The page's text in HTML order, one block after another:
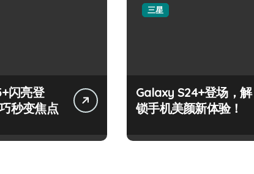
闪亮登
秒变焦点
三星
Galaxy S24+登场，解
锁手机美颜新体验！